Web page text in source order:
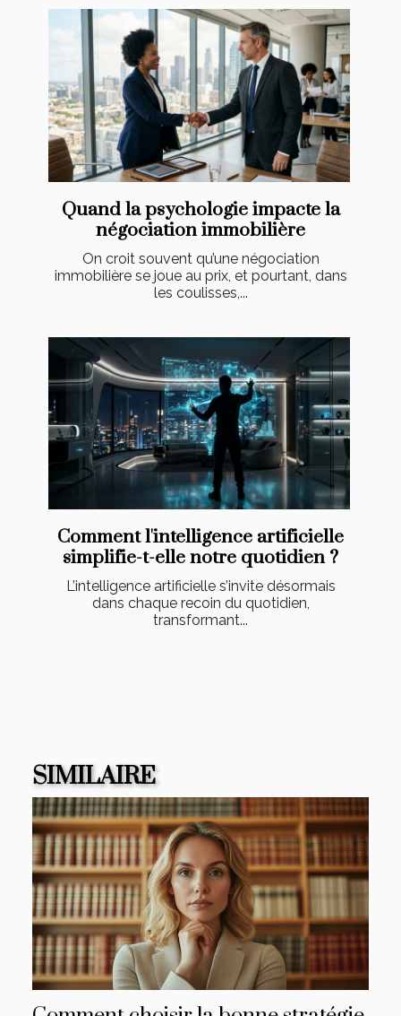
Quand la psychologie impacte la
négociation immobilière
On croit souvent qu’une négociation
immobilière se joue au prix, et pourtant, dans
les coulisses,...
Comment l'intelligence artificielle
simplifie-t-elle notre quotidien ?
L’intelligence artificielle s’invite désormais
dans chaque recoin du quotidien,
transformant...
SIMILAIRE